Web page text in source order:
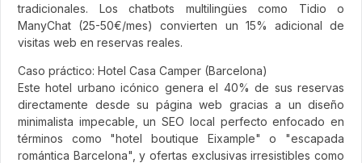
tradicionales. Los chatbots multilingües como Tidio o
ManyChat (25-50€/mes) convierten un 15% adicional de
visitas web en reservas reales.
Caso práctico: Hotel Casa Camper (Barcelona)
Este hotel urbano icónico genera el 40% de sus reservas
directamente desde su página web gracias a un diseño
minimalista impecable, un SEO local perfecto enfocado en
términos como "hotel boutique Eixample" o "escapada
romántica Barcelona", y ofertas exclusivas irresistibles como